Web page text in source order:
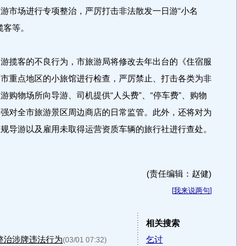
市场进行专项整治，严厉打击非法散发一日游“小名
等。
客的不良行为，市旅游局将修改去年出台的《住宿服
重点地区的小旅馆进行检查，严厉禁止、打击各类为非
购物场所向导游、司机提供“人头费”、“停车费”、购物
对全市旅游景区周边商店的日常监管。此外，还将对为
导游以及雇用未取得运营资质车辆的旅行社进行查处。
(责任编辑：赵健)
[我来说两句]
治涉牌违法行为(03/01 07:32)
相关搜索
乞讨